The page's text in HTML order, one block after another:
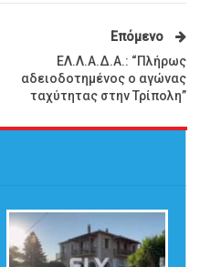
Επόμενο
ΕΛ.Λ.Α.Δ.Α.: “Πλήρως
αδειοδοτημένος ο αγώνας
ταχύτητας στην Τρίπολη”